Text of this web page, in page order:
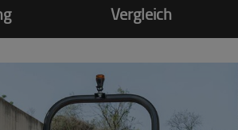
Vergleich